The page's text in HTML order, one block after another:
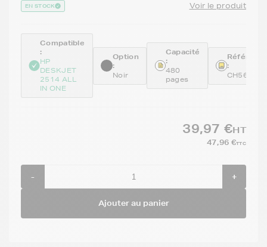
EN STOCK Voir le produit
Compatible
:
HP
DESKJET
2514 ALL
IN ONE
Option
:
Noir
Capacité
:
480
pages
:
CH563EE
39,97 €HT
47,96 €TTC
- +
Ajouter au panier